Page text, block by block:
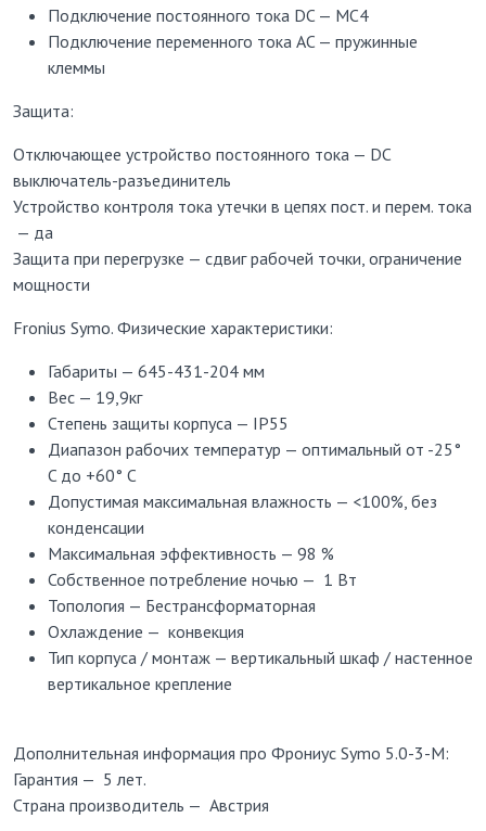
Подключение постоянного тока DC — МС4
Подключение переменного тока АC — пружинные
клеммы
Защита:
Отключающее устройство постоянного тока — DC
выключатель-разъединитель
Устройство контроля тока утечки в цепях пост. и перем. тока
— да
Защита при перегрузке — сдвиг рабочей точки, ограничение
мощности
Fronius Symo. Физические характеристики:
Габариты — 645-431-204 мм
Вес — 19,9кг
Степень защиты корпуса — IP55
Диапазон рабочих температур — оптимальный от -25°
C до +60° С
Допустимая максимальная влажность — <100%, без
конденсации
Максимальная эффективность — 98 %
Собственное потребление ночью — 1 Вт
Топология — Бестрансформаторная
Охлаждение — конвекция
Тип корпуса / монтаж — вертикальный шкаф / настенное
вертикальное крепление
Дополнительная информация про Фрониус Symo 5.0-3-M:
Гарантия — 5 лет.
Страна производитель — Австрия